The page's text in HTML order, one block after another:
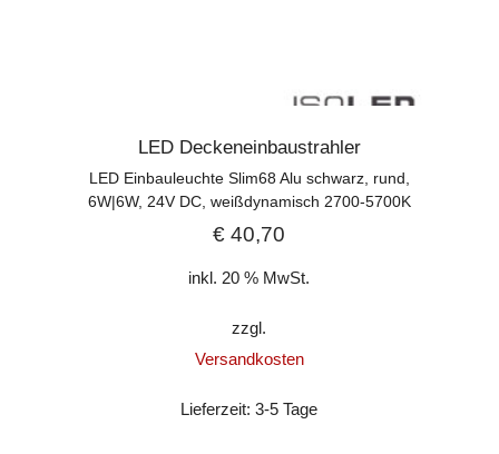
LED Deckeneinbaustrahler
LED Einbauleuchte Slim68 Alu schwarz, rund,
6W|6W, 24V DC, weißdynamisch 2700-5700K
€ 40,70
inkl. 20 % MwSt.
zzgl.
Versandkosten
Lieferzeit:3-5 Tage